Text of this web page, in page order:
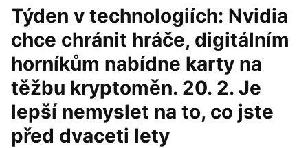
Týden v technologiích: Nvidia
chce chránit hráče, digitálním
horníkům nabídne karty na
těžbu kryptoměn. 20. 2. Je
lepší nemyslet na to, co jste
před dvaceti lety